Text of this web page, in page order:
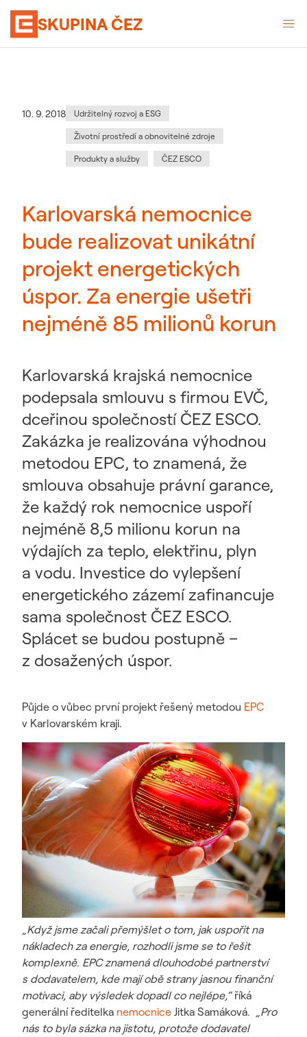
SKUPINA ČEZ
Datum zveřejnění
10. 9. 2018Kategorie:
Udržitelný rozvoj a ESG
Životní prostředí a obnovitelné zdroje
Produkty a služby ČEZ ESCO
Karlovarská nemocnice
bude realizovat unikátní
projekt energetických
úspor. Za energie ušetři
nejméně 85 milionů korun
Karlovarská krajská nemocnice
podepsala smlouvu s firmou EVČ,
dceřinou společností ČEZ ESCO.
Zakázka je realizována výhodnou
metodou EPC, to znamená, že
smlouva obsahuje právní garance,
že každý rok nemocnice uspoří
nejméně 8,5 milionu korun na
výdajích za teplo, elektřinu, plyn
a vodu. Investice do vylepšení
energetického zázemí zafinancuje
sama společnost ČEZ ESCO.
Splácet se budou postupně –
z dosažených úspor.
Půjde o vůbec první projekt řešený metodou EPC
v Karlovarském kraji.
„Když jsme začali přemýšlet o tom, jak uspořit na
nákladech za energie, rozhodli jsme se to řešit
komplexně. EPC znamená dlouhodobé partnerství
s dodavatelem, kde mají obě strany jasnou finanční
motivaci, aby výsledek dopadl co nejlépe,“ říká
generální ředitelka nemocnice Jitka Samáková. „Pro
nás to byla sázka na jistotu, protože dodavatel